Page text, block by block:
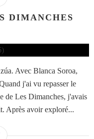
DIMANCHES
Avec Blanca Soroa,
j'ai vu repasser le
de Les Dimanches, j'avais
Après avoir exploré...